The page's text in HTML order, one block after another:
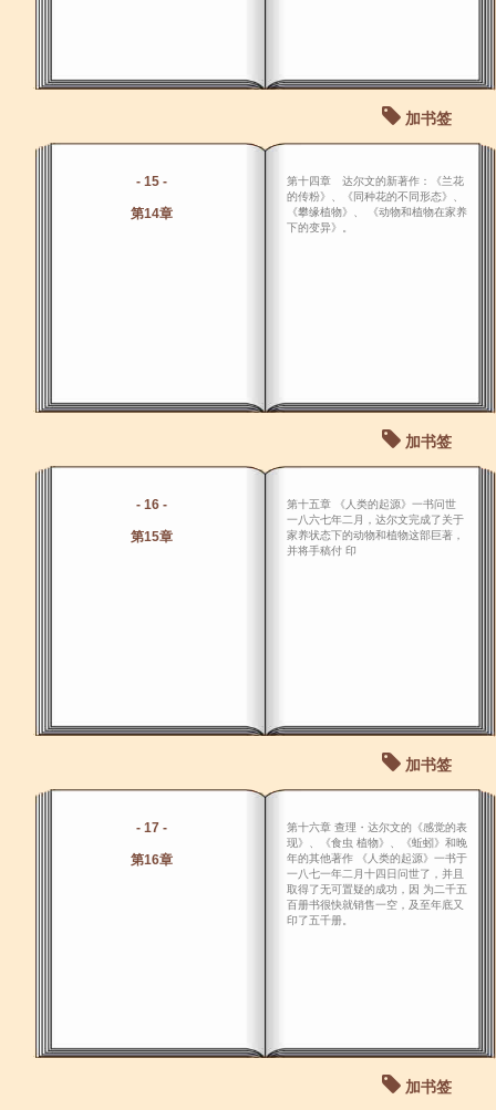
加书签
- 15 -
第14章
第十四章 达尔文的新著作：《兰花
的传粉》、《同种花的不同形态》、
《攀缘植物》、 《动物和植物在家养
下的变异》。
加书签
- 16 -
第15章
第十五章 《人类的起源》一书问世
一八六七年二月，达尔文完成了关于
家养状态下的动物和植物这部巨著，
并将手稿付 印
加书签
- 17 -
第16章
第十六章 查理・达尔文的《感觉的表
现》、《食虫 植物》、《蚯蚓》和晚
年的其他著作 《人类的起源》一书于
一八七一年二月十四日问世了，并且
取得了无可置疑的成功，因 为二千五
百册书很快就销售一空，及至年底又
印了五千册。
加书签